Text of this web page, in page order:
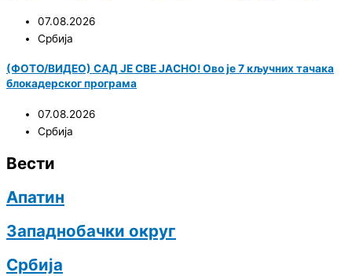
07.08.2026
Србија
(ФОТО/ВИДЕО) САД ЈЕ СВЕ ЈАСНО! Ово је 7 кључних тачака
блокадерског програма
07.08.2026
Србија
Вести
Апатин
Западнобачки округ
Србија